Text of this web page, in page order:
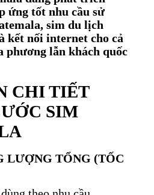
ứng tốt nhu cầu sử
sim du lịch
kết nối internet cho cả
phương lẫn khách quốc
CHI TIẾT
SIM
LƯỢNG TỔNG (TỐC